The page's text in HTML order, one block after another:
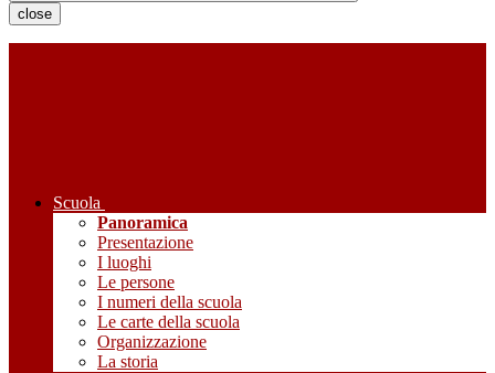
close
Scuola
Panoramica
Presentazione
I luoghi
Le persone
I numeri della scuola
Le carte della scuola
Organizzazione
La storia